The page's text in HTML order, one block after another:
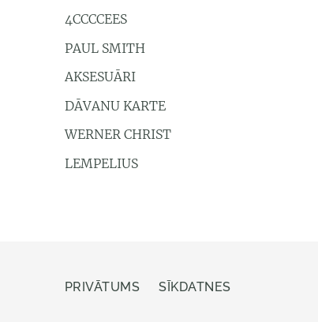
4CCCCEES
PAUL SMITH
AKSESUĀRI
DĀVANU KARTE
WERNER CHRIST
LEMPELIUS
PRIVĀTUMS SĪKDATNES